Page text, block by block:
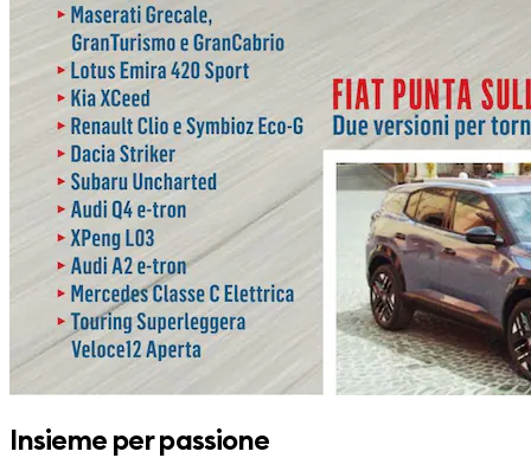
Insieme per passione